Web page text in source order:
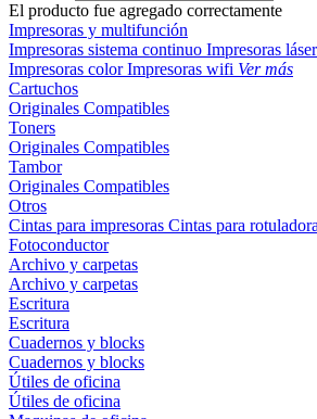
El producto fue agregado correctamente
Impresoras y multifunción
Impresoras sistema continuo Impresoras láser
Impresoras colorImpresoras wifi Ver más
Cartuchos
Originales Compatibles
Toners
Originales Compatibles
Tambor
Originales Compatibles
Otros
Cintas para impresoras Cintas para
Fotoconductor
Archivo y carpetas
Archivo y carpetas
Escritura
Escritura
Cuadernos y blocks
Cuadernos y blocks
Útiles de oficina
Útiles de oficina